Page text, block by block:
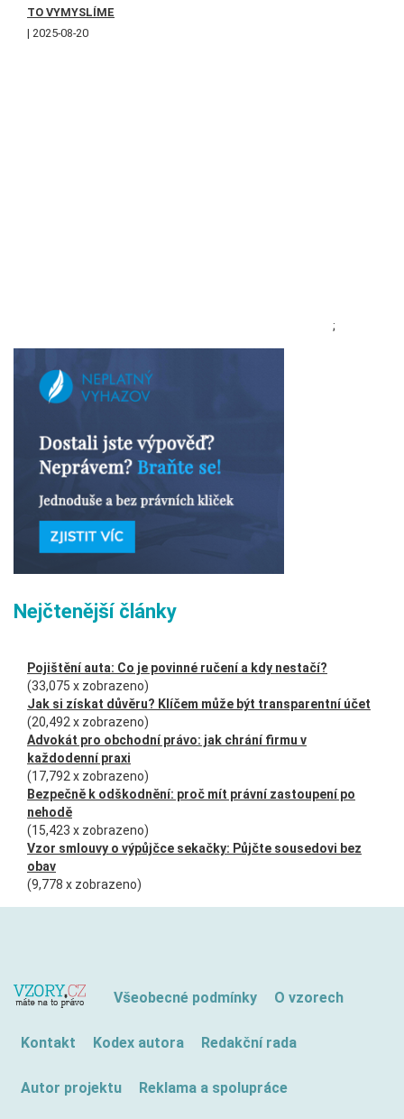
TO VYMYSLÍME
2025-08-20
;
Nejčtenější články
Pojištění auta: Co je povinné ručení a kdy nestačí?
(33,075 x zobrazeno)
Jak si získat důvěru? Klíčem může být transparentní účet
(20,492 x zobrazeno)
Advokát pro obchodní právo: jak chrání firmu v
každodenní praxi
(17,792 x zobrazeno)
Bezpečně k odškodnění: proč mít právní zastoupení po
nehodě
(15,423 x zobrazeno)
Vzor smlouvy o výpůjčce sekačky: Půjčte sousedovi bez
obav
(9,778 x zobrazeno)
Všeobecné podmínky O vzorech
Kontakt Kodex autora Redakční rada
Autor projektu Reklama a spolupráce